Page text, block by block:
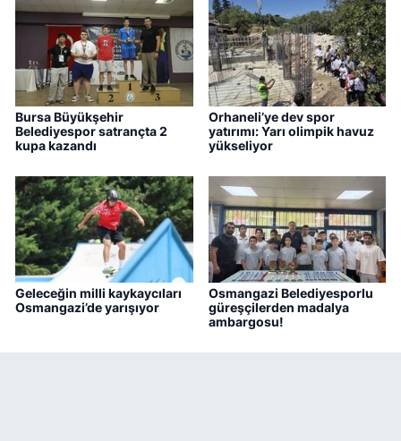
Bursa Büyükşehir
Belediyespor satrançta 2
kupa kazandı
Orhaneli’ye dev spor
yatırımı: Yarı olimpik havuz
yükseliyor
Geleceğin milli kaykaycıları
Osmangazi’de yarışıyor
Osmangazi Belediyesporlu
güreşçilerden madalya
ambargosu!